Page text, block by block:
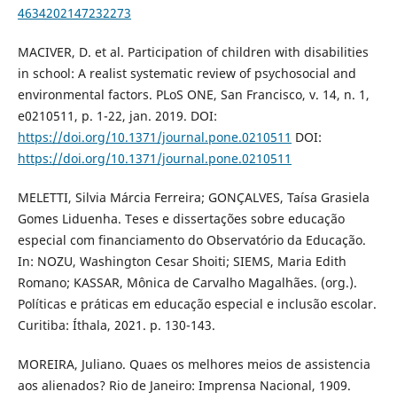
4634202147232273
MACIVER, D. et al. Participation of children with disabilities
in school: A realist systematic review of psychosocial and
environmental factors. PLoS ONE, San Francisco, v. 14, n. 1,
e0210511, p. 1-22, jan. 2019. DOI:
https://doi.org/10.1371/journal.pone.0210511 DOI:
https://doi.org/10.1371/journal.pone.0210511
MELETTI, Silvia Márcia Ferreira; GONÇALVES, Taísa Grasiela
Gomes Liduenha. Teses e dissertações sobre educação
especial com financiamento do Observatório da Educação.
In: NOZU, Washington Cesar Shoiti; SIEMS, Maria Edith
Romano; KASSAR, Mônica de Carvalho Magalhães. (org.).
Políticas e práticas em educação especial e inclusão escolar.
Curitiba: Íthala, 2021. p. 130-143.
MOREIRA, Juliano. Quaes os melhores meios de assistencia
aos alienados? Rio de Janeiro: Imprensa Nacional, 1909.